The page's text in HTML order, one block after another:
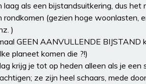
als een bijstandsuitkering, dus
rondkomen (gezien hoge woonlasten,
)
GEEN AANVULLENDE
planeet komen die ?!)
krijg je tot op heden alleen als je
ze zijn heel schaars, mede